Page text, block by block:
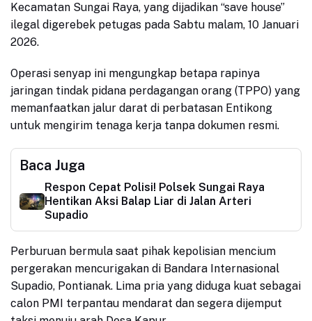
Kecamatan Sungai Raya, yang dijadikan “save house”
ilegal digerebek petugas pada Sabtu malam, 10 Januari
2026.
Operasi senyap ini mengungkap betapa rapinya
jaringan tindak pidana perdagangan orang (TPPO) yang
memanfaatkan jalur darat di perbatasan Entikong
untuk mengirim tenaga kerja tanpa dokumen resmi.
Baca Juga
Respon Cepat Polisi! Polsek Sungai Raya
Hentikan Aksi Balap Liar di Jalan Arteri
Supadio
Perburuan bermula saat pihak kepolisian mencium
pergerakan mencurigakan di Bandara Internasional
Supadio, Pontianak. Lima pria yang diduga kuat sebagai
calon PMI terpantau mendarat dan segera dijemput